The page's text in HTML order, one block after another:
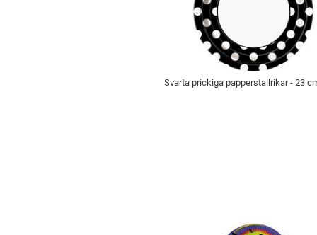
Svarta prickiga papperstallrikar - 23